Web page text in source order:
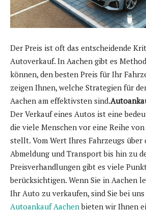
Der Preis ist oft das entscheidende
Autoverkauf. In Aachen gibt es
können, den besten Preis für Ihr
zeigen Ihnen, welche Strategien für
Aachen am effektivsten sind.
Der Verkauf eines Autos ist eine
die viele Menschen vor eine Reihe
stellt. Vom Wert Ihres Fahrzeugs über
Abmeldung und Transport bis hin zu
Preisverhandlungen gibt es viele
berücksichtigen. Wenn Sie in Aachen
Ihr Auto zu verkaufen, sind Sie bei
Autoankauf Aachenbieten wir Ihnen